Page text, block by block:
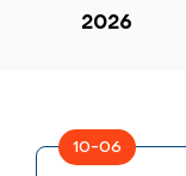
2026
10-06